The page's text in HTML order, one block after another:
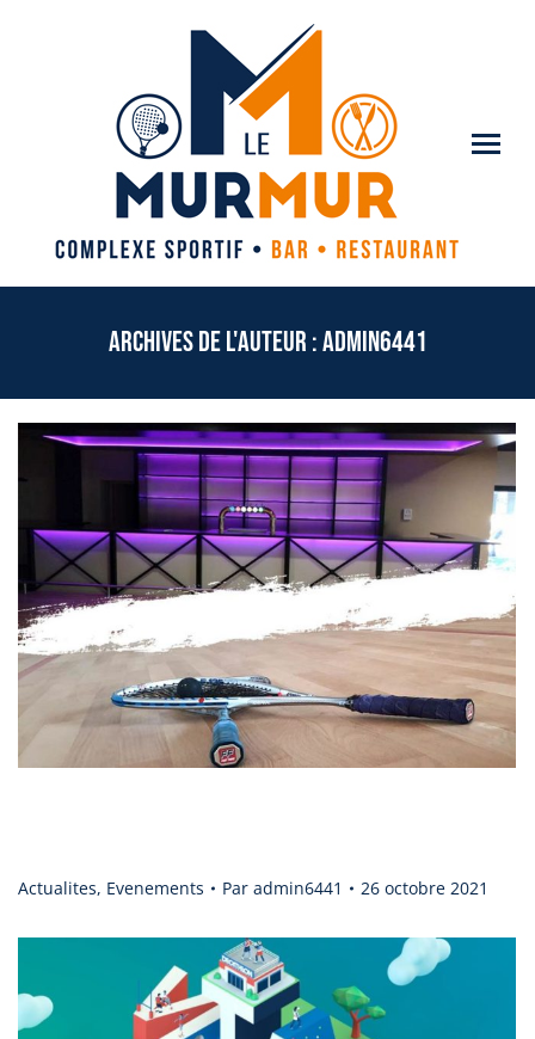
Archives de l'auteur :admin6441
Actualites, Evenements Par admin6441 26 octobre 2021